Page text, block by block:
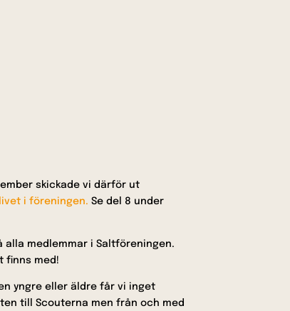
skickade vi därför ut
i föreningen.Se del 8 under
medlemmar i Saltföreningen.
finns med!
yngre eller äldre får vi inget
till Scouterna men från och med